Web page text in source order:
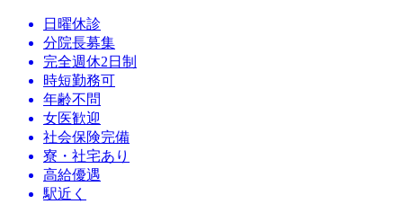
日曜休診
分院長募集
完全週休2日制
時短勤務可
年齢不問
女医歓迎
社会保険完備
寮・社宅あり
高給優遇
駅近く